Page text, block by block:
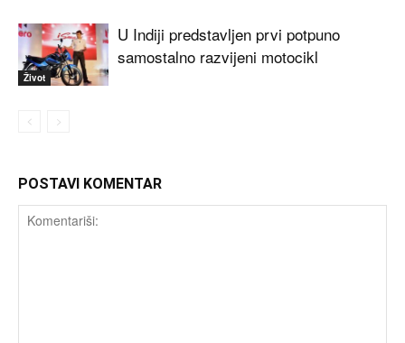
Život
U Indiji predstavljen prvi potpuno
samostalno razvijeni motocikl
POSTAVI KOMENTAR